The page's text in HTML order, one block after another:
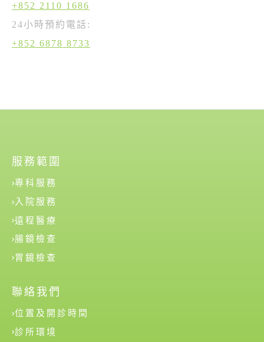
+852 2110 1686
24小時預約電話:
+852 6878 8733
服務範圍
專科服務
入院服務
遠程醫療
腸鏡檢查
胃鏡檢查
聯絡我們
位置及開診時間
診所環境